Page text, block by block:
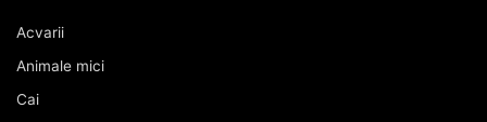
Acvarii
Animale mici
Cai